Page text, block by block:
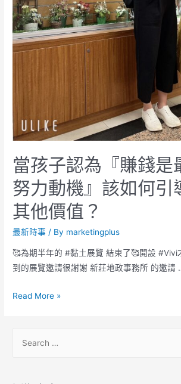
當孩子認為『賺錢是
努力動機』該如何引
其他價值？
最新時事 / By marketingplus
🥰為期半年的 #黏土展覽 結束了🥰開設 #Vivi
到的展覽邀請很謝謝 新莊地政事務所 的邀請
Read More »